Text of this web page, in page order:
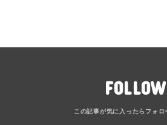
FOLLOW